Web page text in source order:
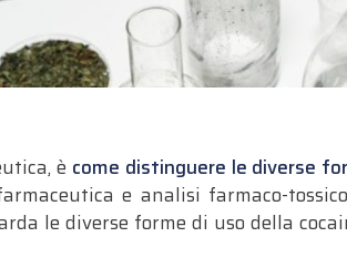
è come distinguere le diverse
e analisi farmaco-
le diverse forme di uso della